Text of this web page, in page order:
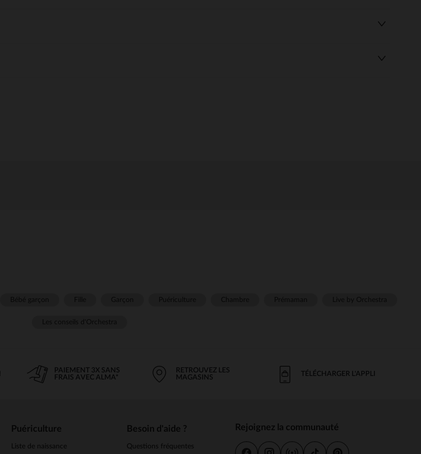
PAIEMENT 3X SANS
FRAIS AVEC ALMA*
RETROUVEZ LES
MAGASINS
TÉLÉCHARGER L'APPLI
Puériculture
Liste de naissance
Besoin d'aide ?
Questions fréquentes
Rejoignez la communauté